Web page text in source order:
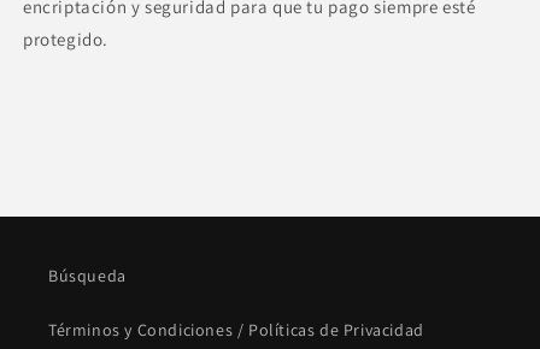
encriptación y seguridad para que tu pago siempre esté
protegido.
Búsqueda
Términos y Condiciones / Políticas de Privacidad